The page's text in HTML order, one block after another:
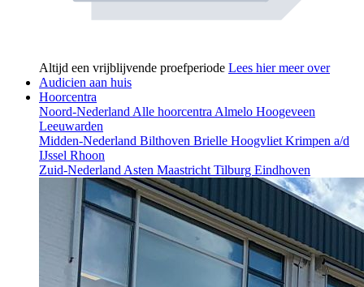
Altijd een vrijblijvende proefperiode Lees hier meer over
Audicien aan huis
Hoorcentra
Noord-Nederland Alle hoorcentra Almelo Hoogeveen
Leeuwarden
Midden-Nederland Bilthoven Brielle Hoogvliet Krimpen a/d
IJssel Rhoon
Zuid-Nederland Asten Maastricht Tilburg Eindhoven